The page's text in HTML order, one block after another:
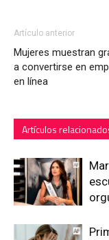
Artículo anterior
Mujeres muestran
a convertirse en
en línea
Artículos